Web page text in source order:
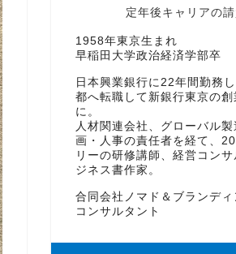
定年後キャリアの請
1958年東京生まれ
早稲田大学政治経済学部卒
日本興業銀行に22年間勤務
都へ転職して新銀行東京の創
に。
人材関連会社、グローバル
画・人事の責任者を経て、
リーの研修講師、経営コン
ジネス書作家。
合同会社ノマド＆ブランディ
コンサルタント